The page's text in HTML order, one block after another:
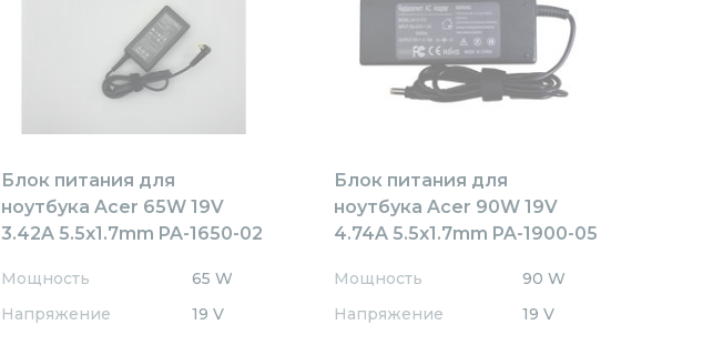
Блок питания для
ноутбука Acer 65W 19V
3.42A 5.5x1.7mm PA-1650-02
Мощность
65 W
Напряжение
19 V
Блок питания для
ноутбука Acer 90W 19V
4.74A 5.5x1.7mm PA-1900-05
Мощность
90 W
Напряжение
19 V